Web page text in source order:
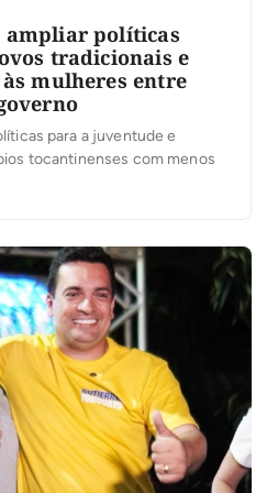
ampliar políticas
tradicionais e
mulheres entre
para a juventude e
tocantinenses com menos